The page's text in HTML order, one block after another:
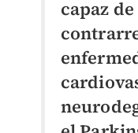
capaz